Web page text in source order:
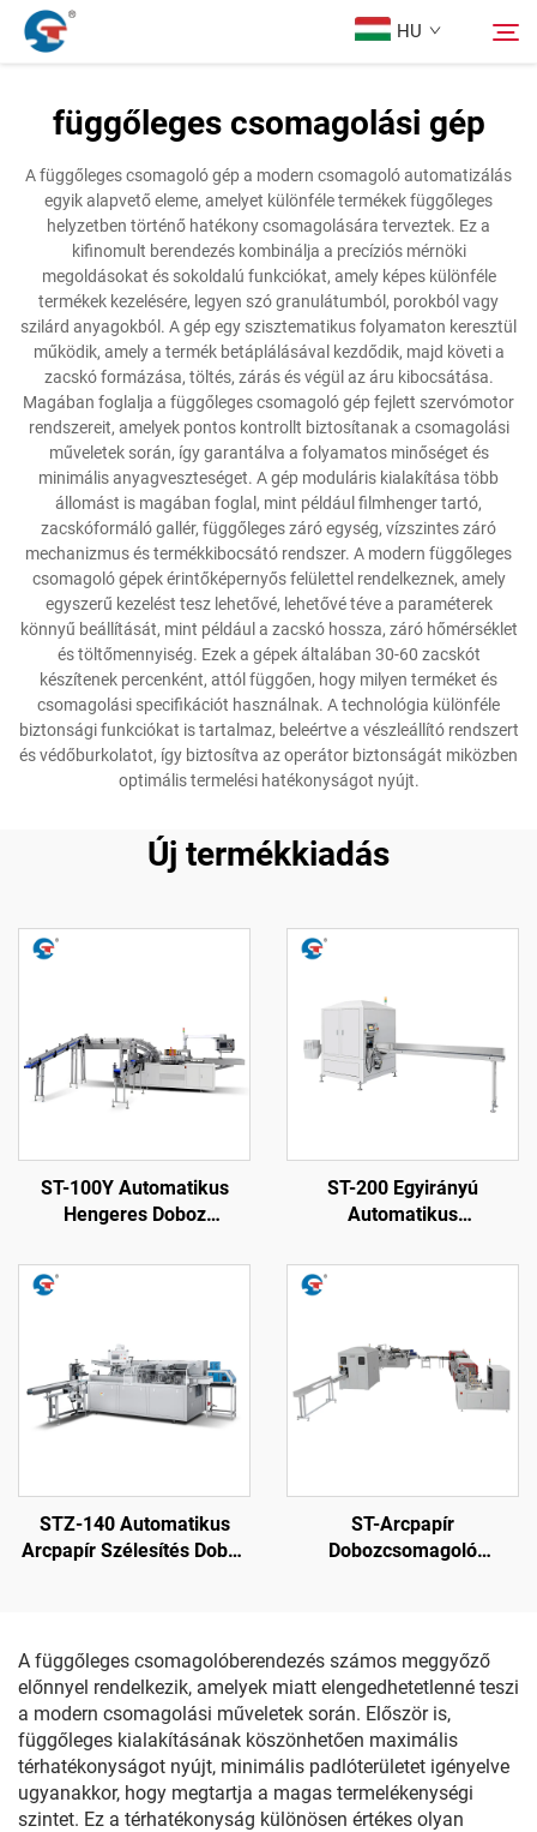
HU
Termékek
Tervezési Eset
Szolgáltatás
Hírek
Kapcsolat
Keresés
függőleges csomagolási gép
A függőleges csomagoló gép a modern csomagoló automatizálás
egyik alapvető eleme, amelyet különféle termékek függőleges
helyzetben történő hatékony csomagolására terveztek. Ez a
kifinomult berendezés kombinálja a precíziós mérnöki
megoldásokat és sokoldalú funkciókat, amely képes különféle
termékek kezelésére, legyen szó granulátumból, porokból vagy
szilárd anyagokból. A gép egy szisztematikus folyamaton keresztül
működik, amely a termék betáplálásával kezdődik, majd követi a
zacskó formázása, töltés, zárás és végül az áru kibocsátása.
Magában foglalja a függőleges csomagoló gép fejlett szervómotor
rendszereit, amelyek pontos kontrollt biztosítanak a csomagolási
műveletek során, így garantálva a folyamatos minőséget és
minimális anyagveszteséget. A gép moduláris kialakítása több
állomást is magában foglal, mint például filmhenger tartó,
zacskóformáló gallér, függőleges záró egység, vízszintes záró
mechanizmus és termékkibocsátó rendszer. A modern függőleges
csomagoló gépek érintőképernyős felülettel rendelkeznek, amely
egyszerű kezelést tesz lehetővé, lehetővé téve a paraméterek
könnyű beállítását, mint például a zacskó hossza, záró hőmérséklet
és töltőmennyiség. Ezek a gépek általában 30-60 zacskót
készítenek percenként, attól függően, hogy milyen terméket és
csomagolási specifikációt használnak. A technológia különféle
biztonsági funkciókat is tartalmaz, beleértve a vészleállító rendszert
és védőburkolatot, így biztosítva az operátor biztonságát miközben
optimális termelési hatékonyságot nyújt.
Új termékkiadás
ST-100Y Automatikus
Hengeres Doboz
ST-200 Egyirányú
Automatikus
Vágó Gép
STZ-140 Automatikus
Arcpapír Szélesítés Doboz
ST-Arcpapír
Dobozcsomagoló
A függőleges csomagolóberendezés számos meggyőző
előnnyel rendelkezik, amelyek miatt elengedhetetlenné teszi
a modern csomagolási műveletek során. Először is,
függőleges kialakításának köszönhetően maximális
térhatékonyságot nyújt, minimális padlóterületet igényelve
ugyanakkor, hogy megtartja a magas termelékenységi
szintet. Ez a térhatékonyság különösen értékes olyan